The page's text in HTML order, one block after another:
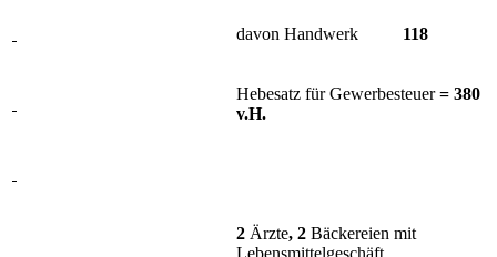
davon Handwerk 118
Hebesatz für Gewerbesteuer= 380
v.H.
2 Ärzte, 2 Bäckereien mit
Lebensmittelgeschäft,